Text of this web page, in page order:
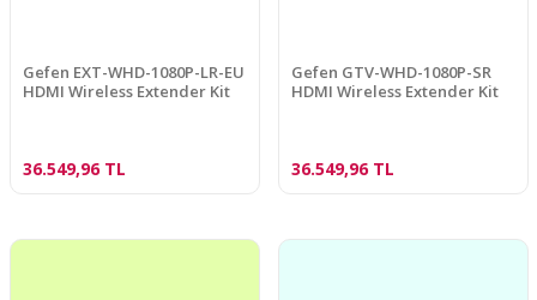
Gefen EXT-WHD-1080P-LR-EU
HDMI Wireless Extender Kit
36.549,96 TL
Gefen GTV-WHD-1080P-SR
HDMI Wireless Extender Kit
36.549,96 TL